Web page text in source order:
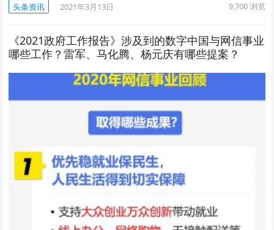
头条资讯 2021年3月13日 9,700浏览
《2021政府工作报告》涉及到的数字中国与网信事业
哪些工作？雷军、马化腾、杨元庆有哪些提案？